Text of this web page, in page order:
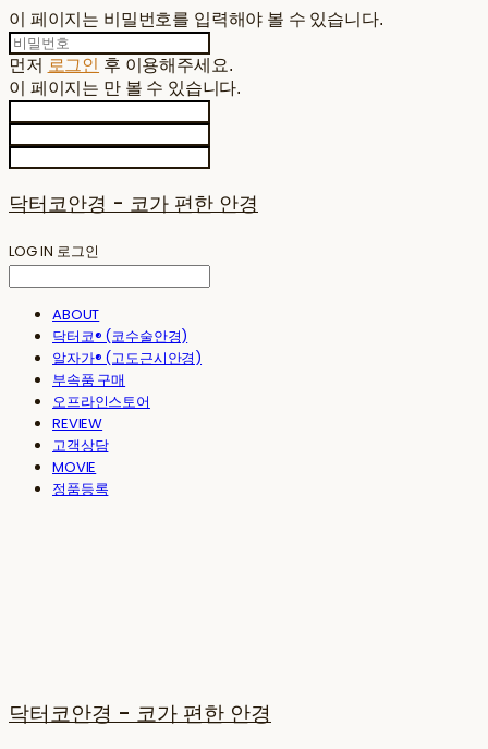
이 페이지는 비밀번호를 입력해야 볼 수 있습니다.
먼저 로그인 후 이용해주세요.
이 페이지는 만 볼 수 있습니다.
닥터코안경 - 코가 편한 안경
LOG IN 로그인
ABOUT
닥터코® (코수술안경)
알자가® (고도근시안경)
부속품 구매
오프라인스토어
REVIEW
고객상담
MOVIE
정품등록
닥터코안경 - 코가 편한 안경